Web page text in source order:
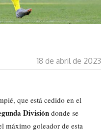
18 de abril de 2023
que está cedido en el
División donde se
máximo goleador de esta